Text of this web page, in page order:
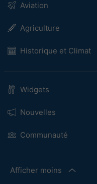
Aviation
Agriculture
Historique et Climat
Widgets
Nouvelles
Communauté
Afficher moins